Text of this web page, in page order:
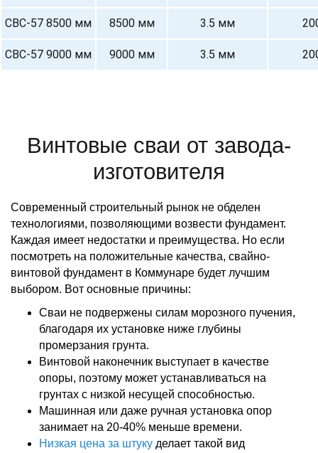
СВС-57 8500 мм 8500 мм 3.5 мм
СВС-57 9000 мм 9000 мм 3.5 мм
Винтовые сваи от завода-
изготовителя
Современный строительный рынок не обделен
технологиями, позволяющими возвести фундамент.
Каждая имеет недостатки и преимущества. Но если
посмотреть на положительные качества, свайно-
винтовой фундамент в Коммунаре будет лучшим
выбором. Вот основные причины:
Сваи не подвержены силам морозного пучения,
благодаря их установке ниже глубины
промерзания грунта.
Винтовой наконечник выступает в качестве
опоры, поэтому может устанавливаться на
грунтах с низкой несущей способностью.
Машинная или даже ручная установка опор
занимает на 20-40% меньше времени.
Низкая цена за штуку делает такой вид